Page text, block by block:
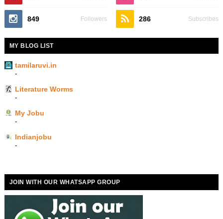
849 Followers 286 Subscribes
MY BLOG LIST
tamilaruvi.in
-
Literature Worms
-
My Jobu
-
Indianjobu
-
JOIN WITH OUR WHATSAPP GROUP